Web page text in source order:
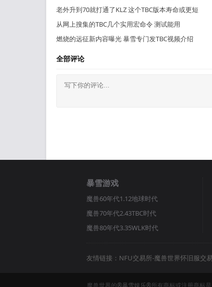
老外升到70就打通了KLZ 这个TBC版本寿命或更短
从网上搜集的TBC几个实用宏命令 测试能用
燃烧的远征新内容曝光 暴雪专门发TBC视频介绍
全部评论
暴雪游戏
魔兽60年代1.12地球时代
魔兽70年代2.43TBC时代
魔兽80年代3.35WLK时代
友情链接： NFU交易所-魔兽世界怀旧服交易
魔兽世界的®暴雪娱乐®所有商标或注册商标